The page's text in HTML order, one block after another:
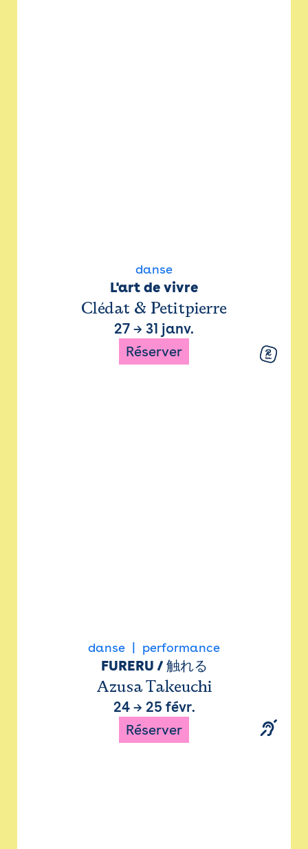
danse
L'art de vivre
Clédat & Petitpierre
27 → 31 janv.
Réserver
danse performance
FURERU / 触れる
Azusa Takeuchi
24→ 25 févr.
Réserver